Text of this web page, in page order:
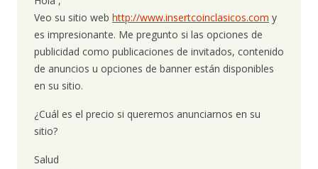
Veo su sitio web http://www.insertcoinclasicos.com y
es impresionante. Me pregunto si las opciones de
publicidad como publicaciones de invitados, contenido
de anuncios u opciones de banner están disponibles
en su sitio.
¿Cuál es el precio si queremos anunciarnos en su
sitio?
Salud